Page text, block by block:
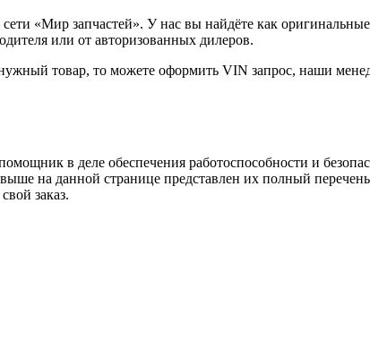
«Мир запчастей». У нас вы найдёте как
или от авторизованных дилеров.
товар, то можете оформить VIN запрос, наши
в деле обеспечения работоспособности и
на данной странице представлен их полный
заказ.